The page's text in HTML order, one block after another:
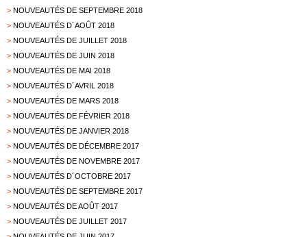
> NOUVEAUTÉS DE SEPTEMBRE 2018
> NOUVEAUTÉS D´AOÛT 2018
> NOUVEAUTÉS DE JUILLET 2018
> NOUVEAUTÉS DE JUIN 2018
> NOUVEAUTÉS DE MAI 2018
> NOUVEAUTÉS D´AVRIL 2018
> NOUVEAUTÉS DE MARS 2018
> NOUVEAUTÉS DE FÉVRIER 2018
> NOUVEAUTÉS DE JANVIER 2018
> NOUVEAUTÉS DE DÉCEMBRE 2017
> NOUVEAUTÉS DE NOVEMBRE 2017
> NOUVEAUTÉS D´OCTOBRE 2017
> NOUVEAUTÉS DE SEPTEMBRE 2017
> NOUVEAUTÉS DE AOÛT 2017
> NOUVEAUTÉS DE JUILLET 2017